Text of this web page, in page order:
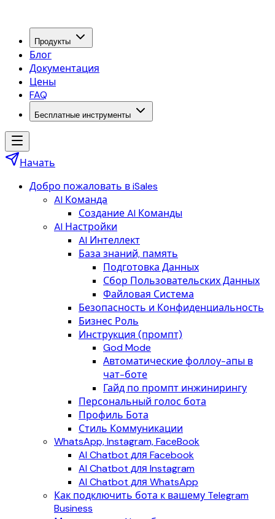
Продукты
Блог
Документация
Цены
FAQ
Бесплатные инструменты
Начать
Добро пожаловать в iSales
AI Команда
Создание AI Команды
AI Настройки
AI Интеллект
База знаний, память
Подготовка Данных
Сбор Пользовательских Данных
Файловая Система
Безопасность и Конфиденциальность
Бизнес Роль
Инструкция (промпт)
God Mode
Автоматические фоллоу-апы в
чат-боте
Гайд по промпт инжинирингу
Персональный голос бота
Профиль Бота
Стиль Коммуникации
WhatsApp, Instagram, FaceBook
AI Chatbot для Facebook
AI Chatbot для Instagram
AI Chatbot для WhatsApp
Как подключить бота к вашему Telegram
Business